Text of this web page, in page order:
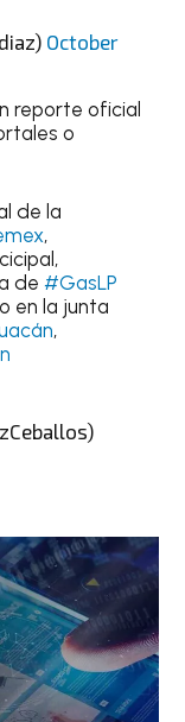
October
reporte oficial
o
de la
,
de #GasLP
en la junta
,